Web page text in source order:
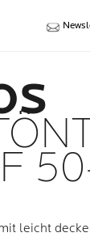
leicht